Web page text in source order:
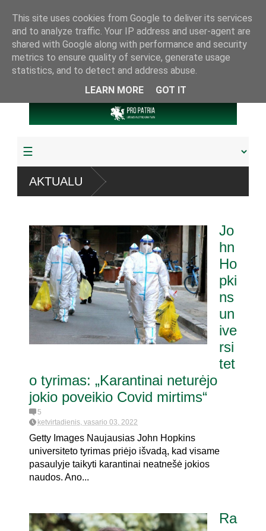
AKTUALU
dėl
Jo
hn
Ho
pki
ns
un
ive
rsi
tet
o tyrimas: „Karantinai neturėjo
jokio poveikio Covid mirtims“
5
ketvirtadienis, vasario 03, 2022
Getty Images Naujausias John Hopkins
universiteto tyrimas priėjo išvadą, kad visame
pasaulyje taikyti karantinai neatnešė jokios
naudos. Ano...
Ra
This site uses cookies from Google to deliver its services
and to analyze traffic. Your IP address and user-agent are
shared with Google along with performance and security
metrics to ensure quality of service, generate usage
statistics, and to detect and address abuse.
LEARN MORE
GOT IT